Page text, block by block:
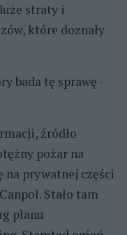
straty i
które doznały
bada tę sprawę -
źródło
pożar na
na prywatnej części
Stało tam
planu